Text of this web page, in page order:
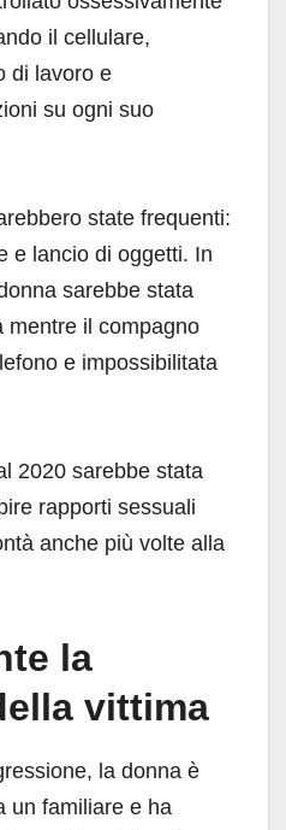
il cellulare,
di lavoro e
su ogni suo
state frequenti:
e lancio di oggetti. In
sarebbe stata
mentre il compagno
e impossibilitata
2020 sarebbe stata
rapporti sessuali
anche più volte alla
la
vittima
la donna è
un familiare e ha